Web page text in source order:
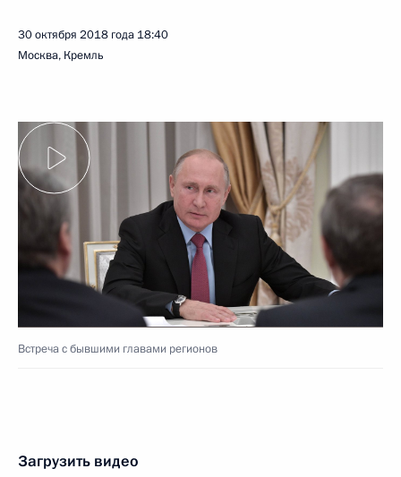
30 октября 2018 года 18:40
Москва, Кремль
Встреча с бывшими главами регионов
Загрузить видео